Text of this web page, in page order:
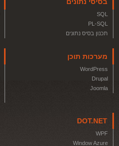
SQL
PL-SQL
תכנון בסיס נתונים
מערכות תוכן
WordPress
Drupal
Joomla
DOT.NET
WPF
Window Azure